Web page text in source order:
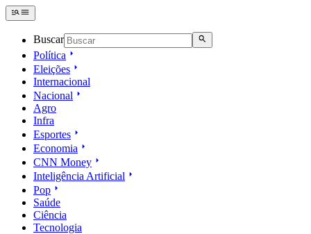
Buscar
Política
Eleições
Internacional
Nacional
Agro
Infra
Esportes
Economia
CNN Money
Inteligência Artificial
Pop
Saúde
Ciência
Tecnologia